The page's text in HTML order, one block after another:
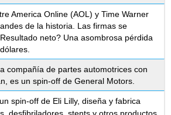
America Online (AOL) y Time Warner
de la historia. Las firmas se
neto? Una asombrosa pérdida
compañía de partes automotrices con
es un spin-off de General Motors.
spin-off de Eli Lilly, diseña y fabrica